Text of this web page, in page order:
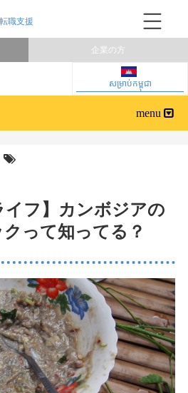
សម្រាប់កម្ពុជា
企業の方
イフ】カンボジアの
って知ってる？